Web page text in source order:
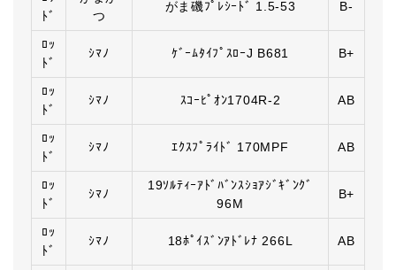
ﾄﾞ
つ
がま磯ﾌﾟﾚｼｰﾄﾞ 1.5-53 B-
ﾛｯ
ﾄﾞ
ｼﾏﾉ ｹﾞｰﾑﾀｲﾌﾟｽﾛｰJ B681 B+
ﾛｯ
ﾄﾞ
ｼﾏﾉ ｽｺｰﾋﾟｵﾝ1704R-2 AB
ﾛｯ
ﾄﾞ
ｼﾏﾉ ｴｸｽﾌﾟﾗｲﾄﾞ 170MPF AB
ﾛｯ
ﾄﾞ
ｼﾏﾉ
19ｿﾙﾃｨｰｱﾄﾞﾊﾞﾝｽｼｮｱｼﾞｷﾞﾝｸﾞ
96M
B+
ﾛｯ
ﾄﾞ
ｼﾏﾉ 18ﾎﾟｲｽﾞﾝｱﾄﾞﾚﾅ 266L AB